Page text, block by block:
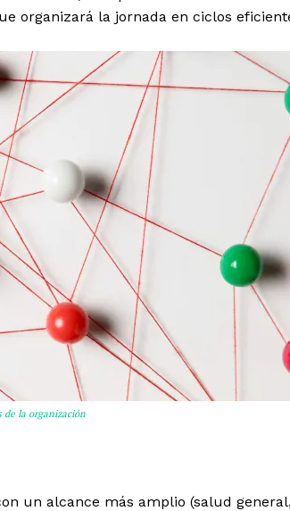
organizará la jornada en ciclos
de la organización
un alcance más amplio (salud